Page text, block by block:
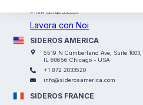
P.IVA 00746030337
Lavora con Noi
SIDEROS AMERICA
5519 N Cumberland Ave, Suite 1003,
IL 60656 Chicago - USA
+1 872 2033520
info@siderosamerica.com
SIDEROS FRANCE